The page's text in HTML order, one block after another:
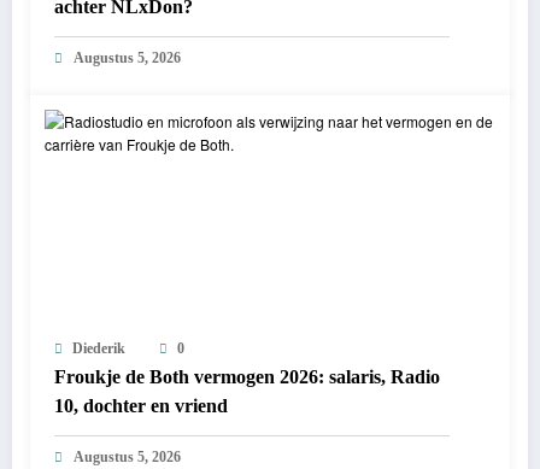
achter NLxDon?
Augustus 5, 2026
Diederik 0
Froukje de Both vermogen 2026: salaris, Radio
10, dochter en vriend
Augustus 5, 2026